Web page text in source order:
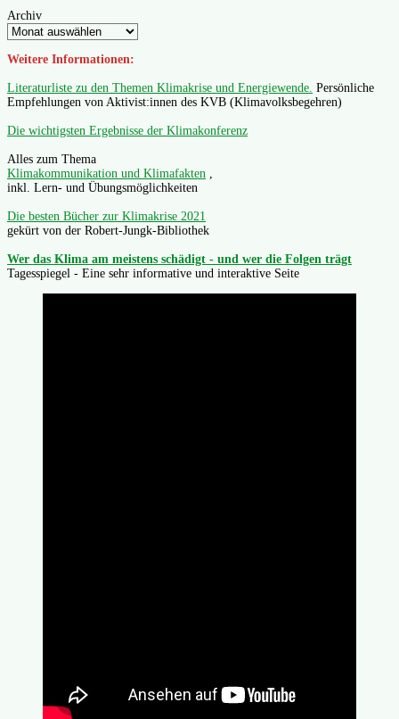
Archiv
Weitere Informationen:
Literaturliste zu den Themen Klimakrise und Energiewende. Persönliche
Empfehlungen von Aktivist:innen des KVB (Klimavolksbegehren)
Die wichtigsten Ergebnisse der Klimakonferenz
Alles zum Thema
Klimakommunikation und Klimafakten
inkl. Lern- und Übungsmöglichkeiten
Die besten Bücher zur Klimakrise 2021
gekürt von der Robert-Jungk-Bibliothek
Wer das Klima am meistens schädigt - und wer die Folgen trägt
Tagesspiegel - Eine sehr informative und interaktive Seite